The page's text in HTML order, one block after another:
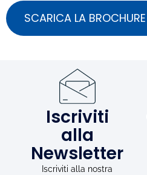
SCARICA LA BROCHURE
Iscriviti
alla
Newsletter
Iscriviti alla nostra